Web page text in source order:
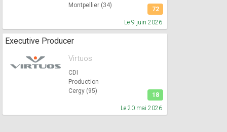
Montpellier (34)
Le 9 juin 2026
72
CDI
Executive Producer
Virtuos
Production
Cergy (95)
Le 20 mai 2026
18